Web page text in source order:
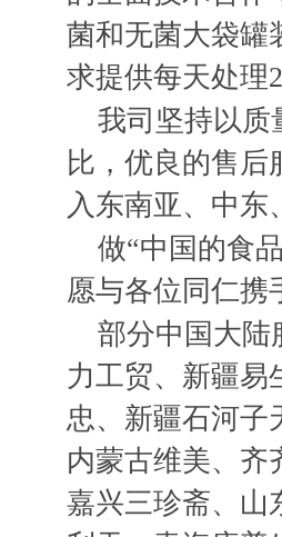
菌和无菌大袋罐
求提供每天处理
我司坚持以质
比，优良的售
入东南亚、中
做“中国的食
愿与各位同仁携
部分中国大陆
力工贸、新疆易
忠、新疆石河子
内蒙古维美、齐
嘉兴三珍斋、山